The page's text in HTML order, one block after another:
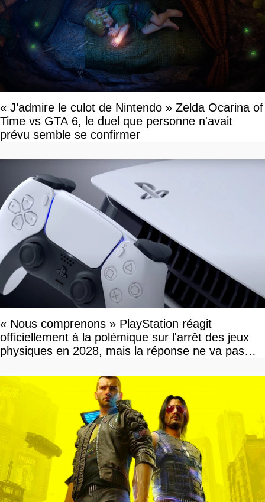
« J’admire le culot de Nintendo » Zelda Ocarina of
Time vs GTA 6, le duel que personne n'avait
prévu semble se confirmer
« Nous comprenons » PlayStation réagit
officiellement à la polémique sur l'arrêt des jeux
physiques en 2028, mais la réponse ne va pas